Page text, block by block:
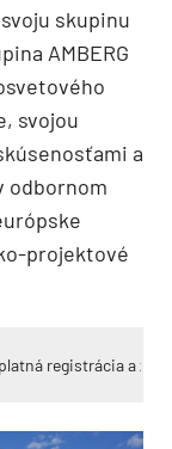
skupinu
AMBERG
svojou
a
odbornom
projektové
registrácia a